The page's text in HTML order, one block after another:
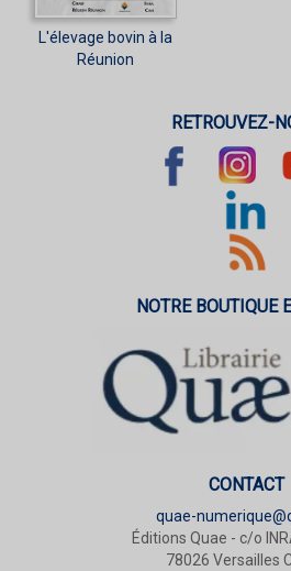
L'élevage bovin à la
Réunion
RETROUVEZ-
NOTRE BOUTIQUE
CONTACT
quae-
Éditions Quae - c/o
78026 Versailles